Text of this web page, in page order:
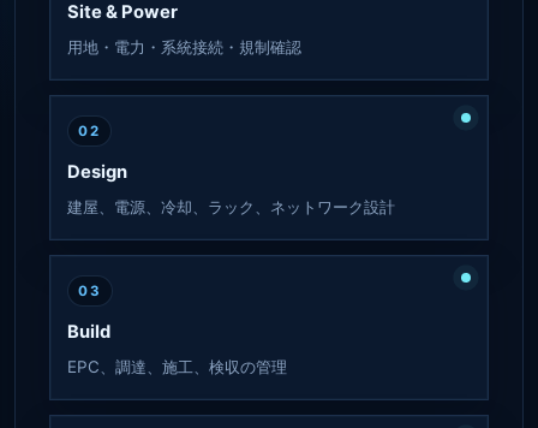
Site & Power
用地・電力・系統接続・規制確認
02
Design
建屋、電源、冷却、ラック、ネットワーク設計
03
Build
EPC、調達、施工、検収の管理